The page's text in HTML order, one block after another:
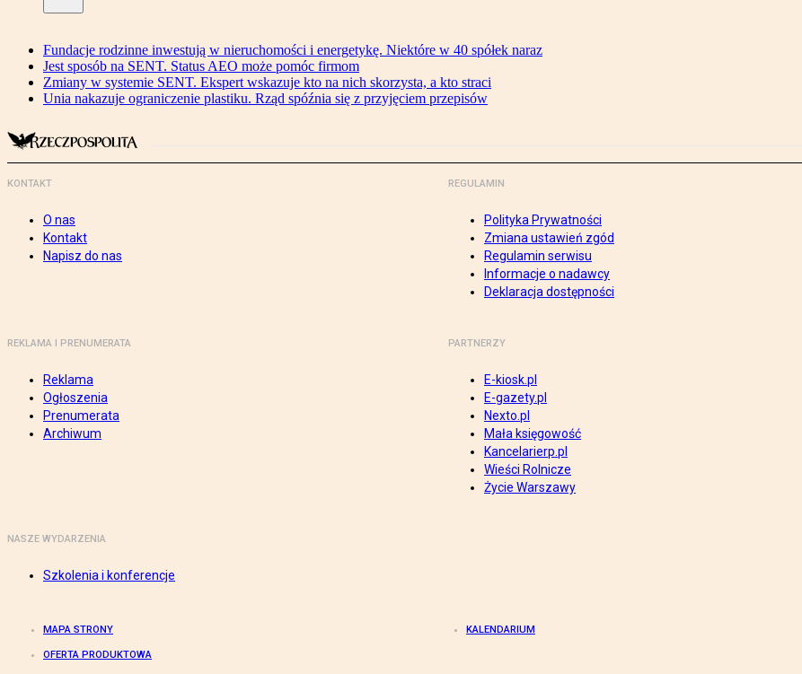
Fundacje rodzinne inwestują w nieruchomości i energetykę. Niektóre w 40 spółek naraz
Jest sposób na SENT. Status AEO może pomóc firmom
Zmiany w systemie SENT. Ekspert wskazuje kto na nich skorzysta, a kto straci
Unia nakazuje ograniczenie plastiku. Rząd spóźnia się z przyjęciem przepisów
KONTAKT
O nas
Kontakt
Napisz do nas
REGULAMIN
Polityka Prywatności
Zmiana ustawień zgód
Regulamin serwisu
Informacje o nadawcy
Deklaracja dostępności
REKLAMA I PRENUMERATA
Reklama
Ogłoszenia
Prenumerata
Archiwum
PARTNERZY
E-kiosk.pl
E-gazety.pl
Nexto.pl
Mała księgowość
Kancelarierp.pl
Wieści Rolnicze
Życie Warszawy
NASZE WYDARZENIA
Szkolenia i konferencje
MAPA STRONY KALENDARIUM
OFERTA PRODUKTOWA